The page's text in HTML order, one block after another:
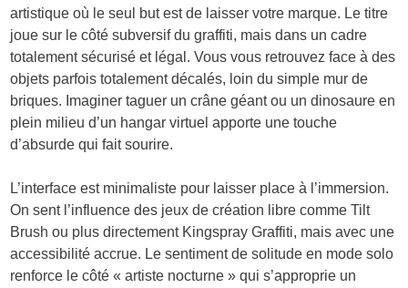
artistique où le seul but est de laisser votre marque. Le titre
joue sur le côté subversif du graffiti, mais dans un cadre
totalement sécurisé et légal. Vous vous retrouvez face à des
objets parfois totalement décalés, loin du simple mur de
briques. Imaginer taguer un crâne géant ou un dinosaure en
plein milieu d’un hangar virtuel apporte une touche
d’absurde qui fait sourire.
L’interface est minimaliste pour laisser place à l’immersion.
On sent l’influence des jeux de création libre comme Tilt
Brush ou plus directement Kingspray Graffiti, mais avec une
accessibilité accrue. Le sentiment de solitude en mode solo
renforce le côté « artiste nocturne » qui s’approprie un